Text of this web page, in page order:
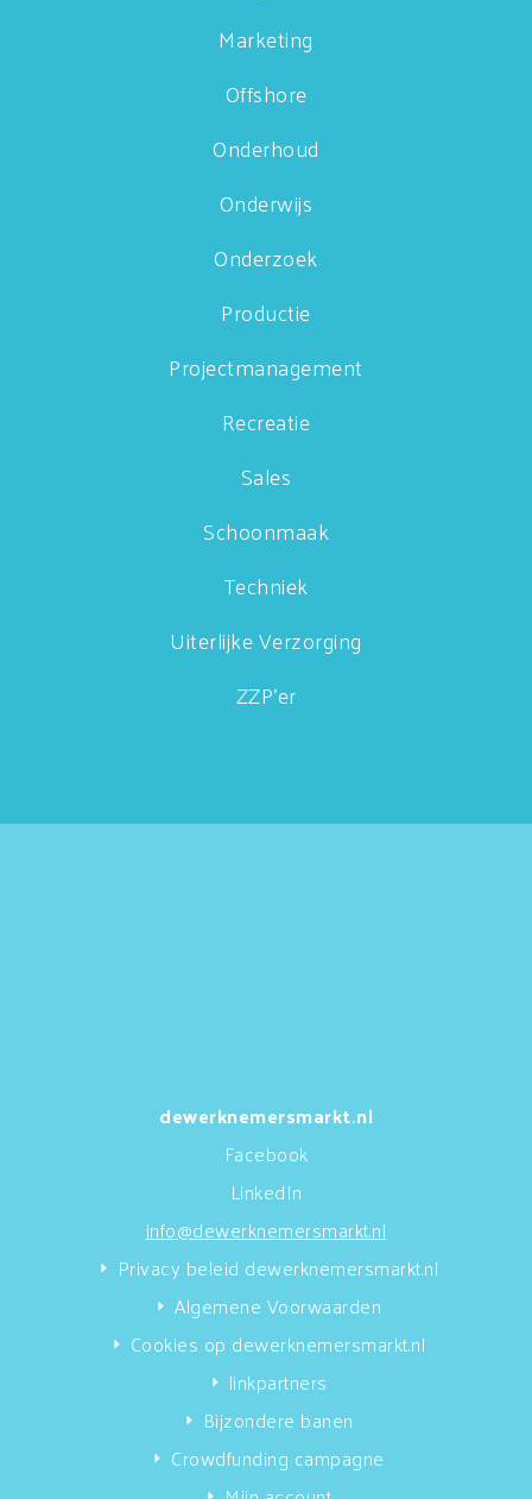
Marketing
Offshore
Onderhoud
Onderwijs
Onderzoek
Productie
Projectmanagement
Recreatie
Sales
Schoonmaak
Techniek
Uiterlijke Verzorging
ZZP'er
dewerknemersmarkt.nl
Facebook
LinkedIn
info@dewerknemersmarkt.nl
Privacy beleid dewerknemersmarkt.nl
Algemene Voorwaarden
Cookies op dewerknemersmarkt.nl
linkpartners
Bijzondere banen
Crowdfunding campagne